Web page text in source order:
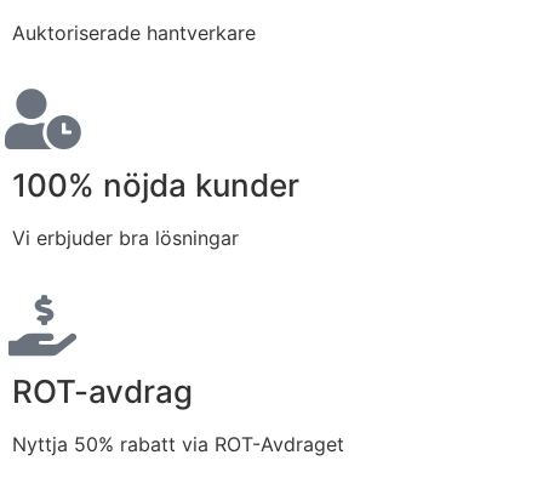
Auktoriserade hantverkare
100% nöjda kunder
Vi erbjuder bra lösningar
ROT-avdrag
Nyttja 50% rabatt via ROT-Avdraget